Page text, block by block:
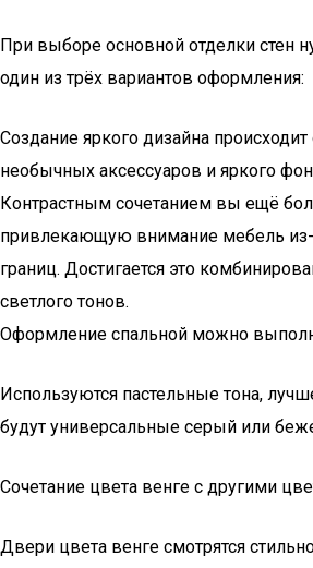
При выборе основной отделки стен
один из трёх вариантов оформления:
Создание яркого дизайна
необычных аксессуаров и яркого
Контрастным сочетанием вы ещё
привлекающую внимание мебель
границ. Достигается это
светлого тонов.
Оформление спальной можно
Используются пастельные тона,
будут универсальные серый или
Сочетание цвета венге с другими
Двери цвета венге смотрятся